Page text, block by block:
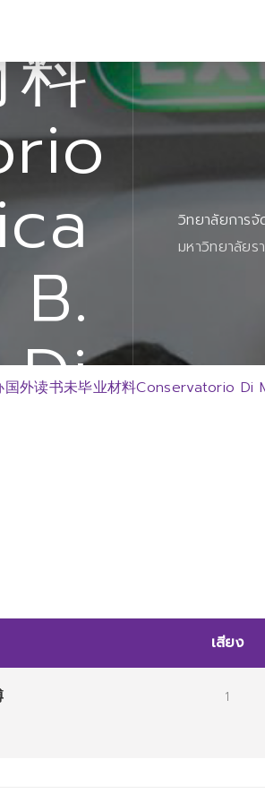
วิทยาลัยการจั
มหาวิทยาลัยร
国外读书未毕业材料Conservatorio
เสียง
1